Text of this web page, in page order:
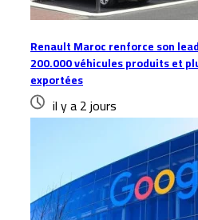
Renault Maroc renforce son
200.000 véhicules produits et
exportées
il y a 2 jours